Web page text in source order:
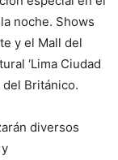
noche. Shows
y el Mall del
‘Lima Ciudad
del Británico.
diversos